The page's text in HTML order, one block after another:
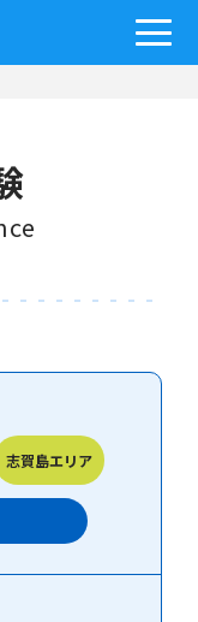
志賀島エリア